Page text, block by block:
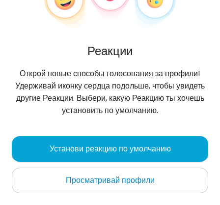
Agnieszka
Konstantów
Nie szukam tylko seksu, za propozycje erotyczne,
propozycje spotkań oraz zdjęć za kasę lub zdjęć
Реакции
Открой новые способы голосования за профили!
Удерживай иконку сердца подольше, чтобы увидеть
другие Реакции. Выбери, какую Реакцию ты хочешь
установить по умолчанию.
Установи реакцию по умолчанию
Просматривай профили